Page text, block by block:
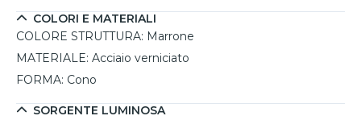
l'atmosfera desiderata.
COLORI E MATERIALI
COLORE STRUTTURA: Marrone
MATERIALE: Acciaio verniciato
FORMA: Cono
SORGENTE LUMINOSA